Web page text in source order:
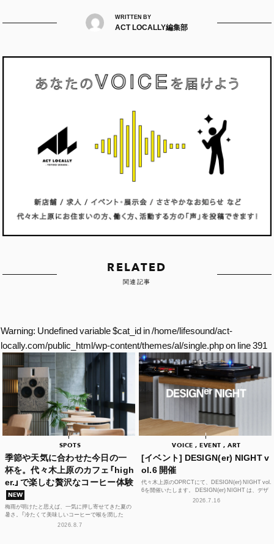
WRITTEN BY
ACT LOCALLY編集部
RELATED
関連記事
Warning: Undefined variable $cat_id in/home/lifesound/act-
locally.com/public_html/wp-content/themes/al/single.phpon line391
SPOTS
季節や天気に合わせた今日の一
杯を。代々木上原のカフェ「high
er.」で楽しむ贅沢なコーヒー体験
NEW
梅雨が明けたと思えば、一気に押し寄せてきた夏の
暑さ。「冷たくて美味しいコーヒーで喉を潤した
い！」そんな思いを叶えてくれるカフェが、この夏、
2026.8.7
VOICE , EVENT , ART
[イベント] DESIGN(er) NIGHT v
ol.6 開催
代々木上原のOPRCTにて、DESIGN(er) NIGHT vol.
6を開催いたします。 DESIGN(er) NIGHT は、デザ
イナー、デザインに...2026.7.16